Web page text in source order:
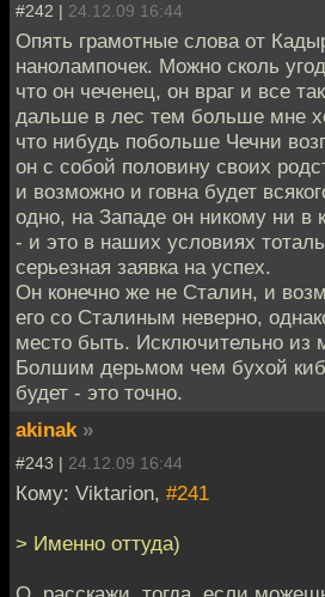
#242 | 24.12.09 16:44
Опять грамотные слова от
нанолампочек. Можно сколь
что он чеченец, он враг и все
дальше в лес тем больше мне
что нибудь побольше Чечни
он с собой половину своих
и возможно и говна будет
одно, на Западе он никому ни в
- и это в наших условиях
серьезная заявка на успех.
Он конечно же не Сталин, и
его со Сталиным неверно,
место быть. Исключительно из
Болшим дерьмом чем бухой
будет - это точно.
akinak »
#243 | 24.12.09 16:44
Кому: Viktarion, #241
> Именно оттуда)